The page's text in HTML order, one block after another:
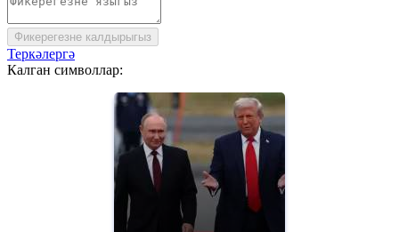
Фикерегезне калдырыгыз
Теркәлергә
Калган символлар: